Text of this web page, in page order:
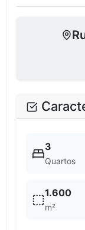
3
Quartos
1.600
m²